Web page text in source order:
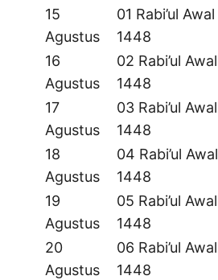
15
Agustus
01 Rabi’ul Awal
1448
16
Agustus
02 Rabi’ul Awal
1448
17
Agustus
03 Rabi’ul Awal
1448
18
Agustus
04 Rabi’ul Awal
1448
19
Agustus
05 Rabi’ul Awal
1448
20
Agustus
06 Rabi’ul Awal
1448